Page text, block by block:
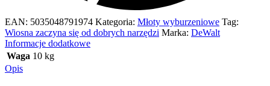
EAN: 5035048791974 Kategoria: Młoty wyburzeniowe Tag:
Wiosna zaczyna się od dobrych narzędzi Marka: DeWalt
Informacje dodatkowe
Waga 10 kg
Opis